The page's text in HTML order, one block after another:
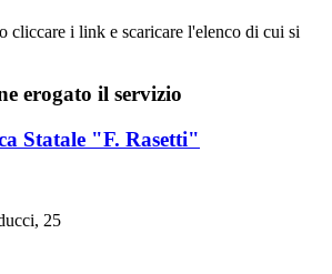
cliccare i link e scaricare l'elenco di cui si
erogato il servizio
Statale "F. Rasetti"
25